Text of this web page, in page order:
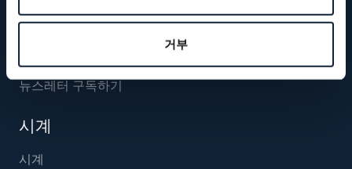
거부
브레게 팔로우하기
뉴스레터 구독하기
시계
시계